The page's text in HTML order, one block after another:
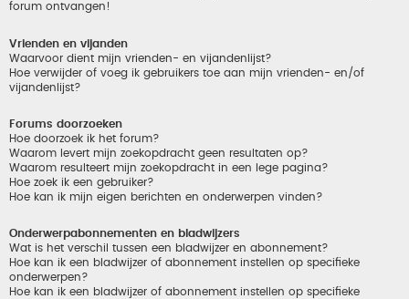
forum ontvangen!
Vrienden en vijanden
Waarvoor dient mijn vrienden- en vijandenlijst?
Hoe verwijder of voeg ik gebruikers toe aan mijn vrienden- en/of
vijandenlijst?
Forums doorzoeken
Hoe doorzoek ik het forum?
Waarom levert mijn zoekopdracht geen resultaten op?
Waarom resulteert mijn zoekopdracht in een lege pagina?
Hoe zoek ik een gebruiker?
Hoe kan ik mijn eigen berichten en onderwerpen vinden?
Onderwerpabonnementen en bladwijzers
Wat is het verschil tussen een bladwijzer en abonnement?
Hoe kan ik een bladwijzer of abonnement instellen op specifieke
onderwerpen?
Hoe kan ik een bladwijzer of abonnement instellen op specifieke